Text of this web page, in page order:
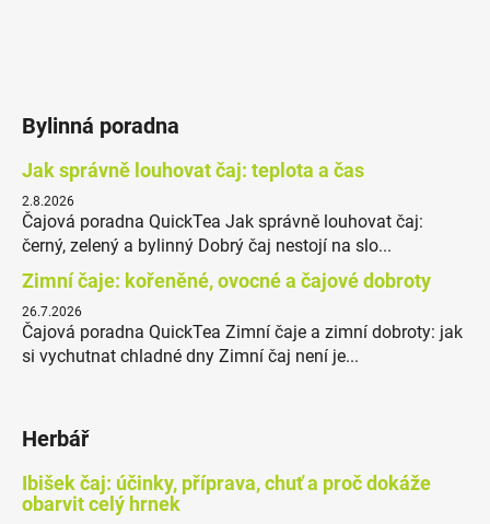
Bylinná poradna
Jak správně louhovat čaj: teplota a čas
2.8.2026
Čajová poradna QuickTea Jak správně louhovat čaj:
černý, zelený a bylinný Dobrý čaj nestojí na slo...
Zimní čaje: kořeněné, ovocné a čajové dobroty
26.7.2026
Čajová poradna QuickTea Zimní čaje a zimní dobroty: jak
si vychutnat chladné dny Zimní čaj není je...
Herbář
Ibišek čaj: účinky, příprava, chuť a proč dokáže
obarvit celý hrnek